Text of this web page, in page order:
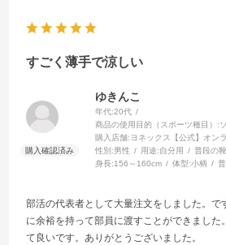
すごく薄手で涼しい
ゆきんこ
年代:20代
商品の使用目的（スポーツ種目）:
購入店舗: ヨネックス【公式】オン
性別:男性 用途:自分用 普段の
身長:156～160cm 体型:小柄
部活の代表者として大量注文をしました。で
に余裕を持って部員に渡すことができました
て良いです。ありがとうございました。